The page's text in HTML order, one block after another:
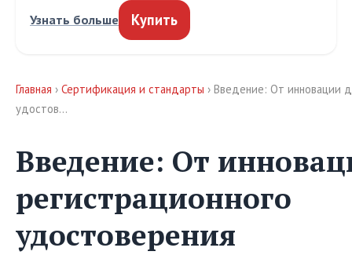
Узнать больше Купить
Главная › Сертификация и стандарты › Введение: От инновации
удостов…
Введение: От
регистрационного
удостоверения